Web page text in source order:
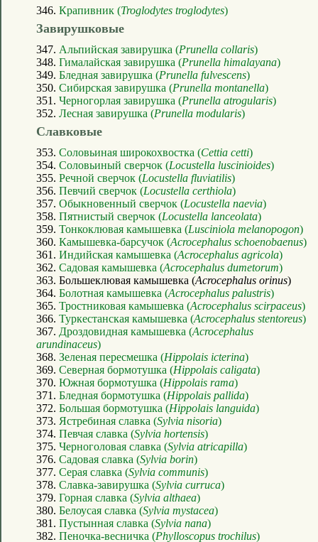
346. Крапивник (Troglodytes troglodytes)
Завирушковые
347. Альпийская завирушка (Prunella collaris)
348. Гималайская завирушка (Prunella himalayana)
349. Бледная завирушка (Prunella fulvescens)
350. Сибирская завирушка (Prunella montanella)
351. Черногорлая завирушка (Prunella atrogularis)
352. Лесная завирушка (Prunella modularis)
Славковые
353. Соловьиная широкохвостка (Cettia cetti)
354. Соловьиный сверчок (Locustella luscinioides)
355. Речной сверчок (Locustella fluviatilis)
356. Певчий сверчок (Locustella certhiola)
357. Обыкновенный сверчок (Locustella naevia)
358. Пятнистый сверчок (Locustella lanceolata)
359. Тонкоклювая камышевка (Lusciniola melanopogon)
360. Камышевка-барсучок (Acrocephalus schoenobaenus)
361. Индийская камышевка (Acrocephalus agricola)
362. Садовая камышевка (Acrocephalus dumetorum)
363. Большеклювая камышевка (Acrocephalus orinus)
364. Болотная камышевка (Acrocephalus palustris)
365. Тростниковая камышевка (Acrocephalus scirpaceus)
366. Туркестанская камышевка (Acrocephalus stentoreus)
367. Дроздовидная камышевка (Acrocephalus
arundinaceus)
368. Зеленая пересмешка (Hippolais icterina)
369. Северная бормотушка (Hippolais caligata)
370. Южная бормотушка (Hippolais rama)
371. Бледная бормотушка (Hippolais pallida)
372. Большая бормотушка (Hippolais languida)
373. Ястребиная славка (Sylvia nisoria)
374. Певчая славка (Sylvia hortensis)
375. Черноголовая славка (Sylvia atricapilla)
376. Садовая славка (Sylvia borin)
377. Серая славка (Sylvia communis)
378. Славка-завирушка (Sylvia curruca)
379. Горная славка (Sylvia althaea)
380. Белоусая славка (Sylvia mystacea)
381. Пустынная славка (Sylvia nana)
382. Пеночка-весничка (Phylloscopus trochilus)